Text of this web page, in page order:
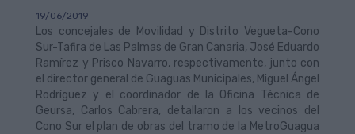
19/06/2019
Los concejales de Movilidad y Distrito Vegueta-Cono
Sur-Tafira de Las Palmas de Gran Canaria, José Eduardo
Ramírez y Prisco Navarro, respectivamente, junto con
el director general de Guaguas Municipales, Miguel Ángel
Rodríguez y el coordinador de la Oficina Técnica de
Geursa, Carlos Cabrera, detallaron a los vecinos del
Cono Sur el plan de obras del tramo de la MetroGuagua